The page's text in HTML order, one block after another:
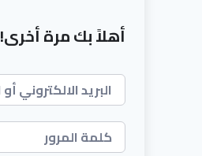
أهلاً بك مرة أخرى!